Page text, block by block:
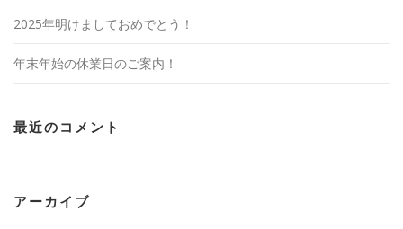
2025年明けましておめでとう！
年末年始の休業日のご案内！
最近のコメント
アーカイブ